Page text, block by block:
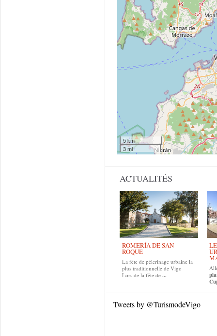
5 km
3 mi
ACTUALITÉS
ROMERÍA DE SAN
ROQUE
La fête de pèlerinage urbaine la
plus traditionnelle de Vigo
Lors de la fête de ...
Tweets by @TurismodeVigo